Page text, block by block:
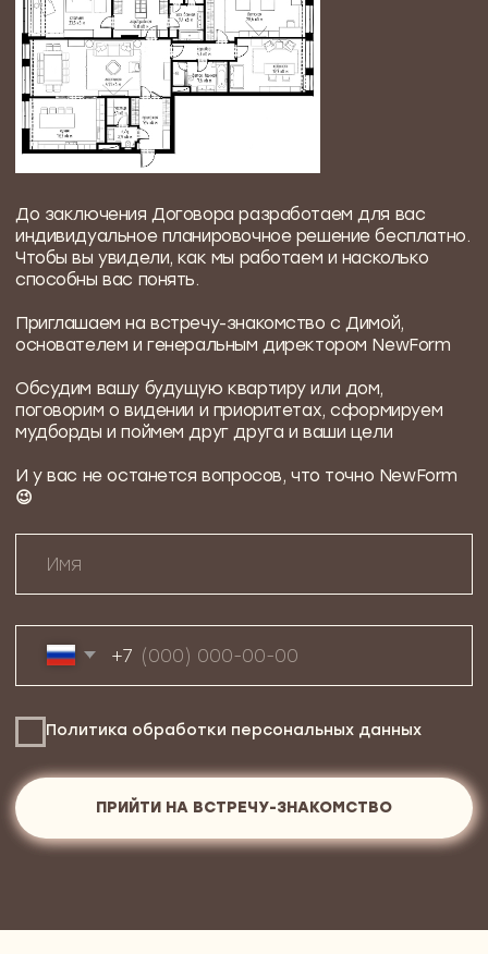
06
Составляем список
материалов и мебели
Вы получаете готовую ведомость с
артикулами, объёмами и поставщиками — всё,
для закупок.
Это помогает избежать лишних трат,
спонтанных покупок и сэкономить время на
каждом этапе
РЕЗУЛЬТАТ
ВАШЕ УЧАСТИЕ
отдыхайте! ничего не нужно :)
2 недели
СРОК
отдыхайте! ничего не нужно :)
готовая документация
для строительства
ВАШЕ УЧАСТИЕ
Система вентиляции
и
кондиционирования
Если в проекте это важно — подключаем
климатическую систему под вашу квартиру.
Дополнительные услуги
внутри дизайн-проекта